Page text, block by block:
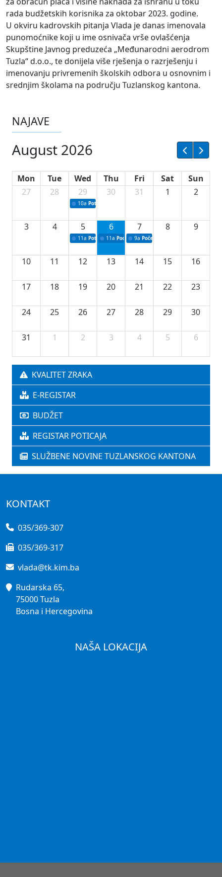
rada budžetskih korisnika za oktobar 2023. godine.
U okviru kadrovskih pitanja Vlada je danas imenovala
punomoćnike koji u ime osnivača vrše ovlašćenja
Skupštine Javnog preduzeća „Međunarodni aerodrom
Tuzla“ d.o.o., te donijela više rješenja o razrješenju i
imenovanju privremenih školskih odbora u osnovnim i
srednjim školama na području Tuzlanskog kantona.
NAJAVE
August 2026
Mon Tue Wed Thu Fri Sat
Sun
27
28 29
10a Potpisivanje ugovora sa neprofitnim
30 31 1 2
3 4 5
11a Potpisivanje ugovora o stipendijama za
6
11a Podrška razvoju vodne infrastrukture u
7
9a Početak izgradnje nove
8 9
10 11 12 13 14 15 16
17 18 19 20 21 22 23
24 25 26 27 28 29 30
31 1 2 3 4 5 6
KVALITET ZRAKA
E-REGISTAR
BUDŽET
REGISTAR POTICAJA
SLUŽBENE NOVINE TUZLANSKOG KANTONA
KONTAKT
035/369-307
035/369-317
vlada@tk.kim.ba
Rudarska 65,
75000 Tuzla
Bosna i Hercegovina
NAŠA LOKACIJA